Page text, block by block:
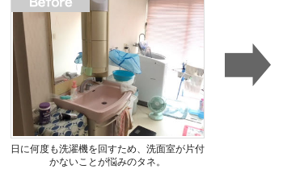
日に何度も洗濯機を回すため、洗面室が片付
かないことが悩みのタネ。